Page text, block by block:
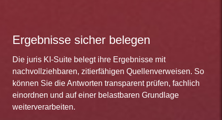
Ergebnisse sicher belegen
Die juris KI-Suite belegt ihre Ergebnisse mit
nachvollziehbaren, zitierfähigen Quellenverweisen. So
können Sie die Antworten transparent prüfen, fachlich
einordnen und auf einer belastbaren Grundlage
weiterverarbeiten.